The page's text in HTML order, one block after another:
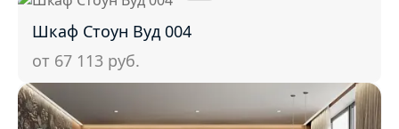
Шкаф Стоун Вуд 004
от 67 113 руб.